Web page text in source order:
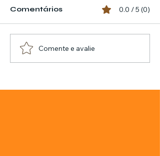
Comentários 0.0 / 5 (0)
Comente e avalie